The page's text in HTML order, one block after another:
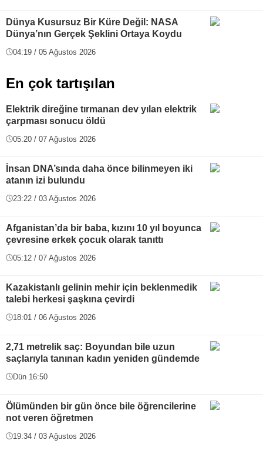
Dünya Kusursuz Bir Küre Değil: NASA
Dünya’nın Gerçek Şeklini Ortaya Koydu
04:19 / 05 Ağustos 2026
En çok tartışılan
Elektrik direğine tırmanan dev yılan elektrik
çarpması sonucu öldü
05:20 / 07 Ağustos 2026
İnsan DNA’sında daha önce bilinmeyen iki
atanın izi bulundu
23:22 / 03 Ağustos 2026
Afganistan’da bir baba, kızını 10 yıl boyunca
çevresine erkek çocuk olarak tanıttı
05:12 / 07 Ağustos 2026
Kazakistanlı gelinin mehir için beklenmedik
talebi herkesi şaşkına çevirdi
18:01 / 06 Ağustos 2026
2,71 metrelik saç: Boyundan bile uzun
saçlarıyla tanınan kadın yeniden gündemde
Dün 16:50
Ölümünden bir gün önce bile öğrencilerine
not veren öğretmen
19:34 / 03 Ağustos 2026